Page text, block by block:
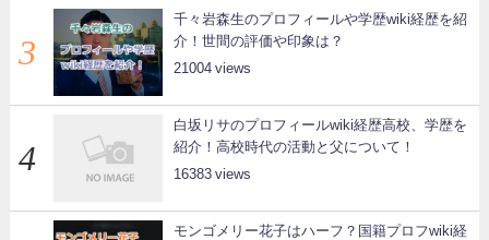
千々岩森生のプロフィールや学歴wiki経歴を紹
介！世間の評価や印象は？
21004
白坂リサのプロフィールwiki経歴高校、学歴を
紹介！高校時代の活動と父について！
16383
モンゴメリー花子はハーフ？国籍プロフwiki経